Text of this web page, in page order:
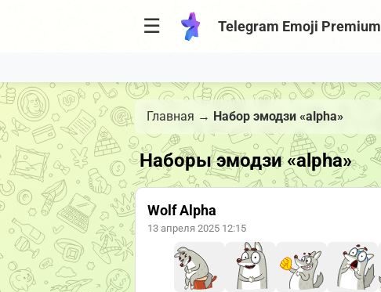
☰ Telegram Emoji Premium
Главная → Набор эмодзи «alpha»
Наборы эмодзи «alpha»
Wolf Alpha
13 апреля 2025 12:15